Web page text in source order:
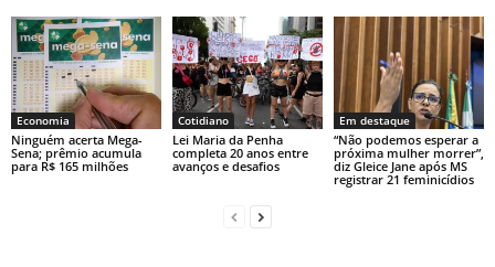
Economia
Ninguém acerta Mega-
Sena; prêmio acumula
para R$ 165 milhões
Cotidiano
Lei Maria da Penha
completa 20 anos entre
avanços e desafios
Em destaque
“Não podemos esperar a
próxima mulher morrer”,
diz Gleice Jane após MS
registrar 21 feminicídios